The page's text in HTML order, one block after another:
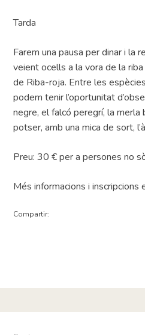
Tarda
Farem una pausa per dinar i la
veient ocells a la vora de la
de Riba-roja. Entre les
podem tenir l’oportunitat
negre, el falcó peregrí, la merla
potser, amb una mica de sort,
Preu: 30 € per a persones no
Més informacions i inscripcions
Compartir: